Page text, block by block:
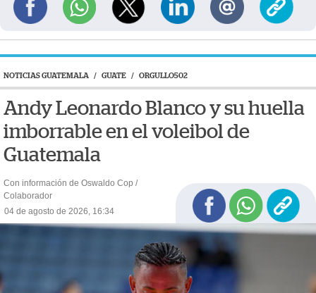
NOTICIAS GUATEMALA / GUATE / ORGULLO502
Andy Leonardo Blanco y su huella
imborrable en el voleibol de
Guatemala
Con información de Oswaldo Cop /
Colaborador
04 de agosto de 2026, 16:34